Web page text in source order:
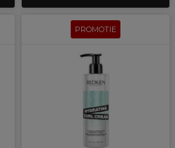
PROMOTIE